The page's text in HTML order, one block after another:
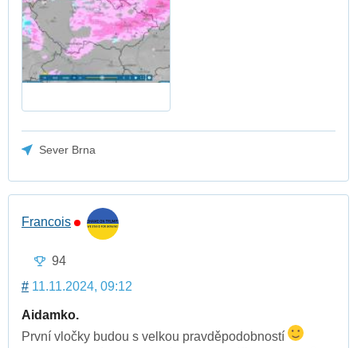
Sever Brna
Francois
94
# 11.11.2024, 09:12
Aidamko.
První vločky budou s velkou pravděpodobností